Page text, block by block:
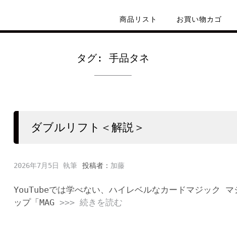
商品リスト お買い物カゴ
タグ: 手品タネ
ダブルリフト＜解説＞
2026年7月5日 投稿者： 加藤
YouTubeでは学べない、ハイレベルなカードマジック マ
ップ「MAG >>> 続きを読む